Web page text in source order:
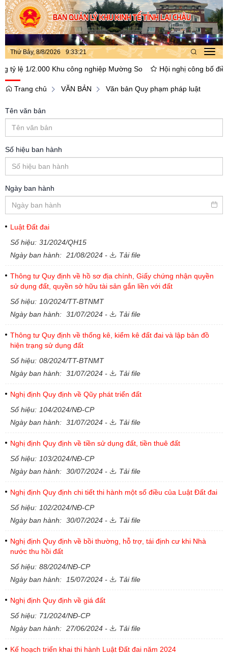
Thứ Bảy, 8/8/2026 9:33:22
1/2.000 Khu công nghiệp Mường So Hội nghị công bố điều
Trang chủ VĂN BẢN Văn bản Quy phạm pháp luật
Tên văn bản
Số hiệu ban hành
Ngày ban hành
Luật Đất đai
Số hiệu: 31/2024/QH15
Ngày ban hành: 21/08/2024 - Tải file
Thông tư Quy định về hồ sơ địa chính, Giấy chứng nhận quyền
sử dụng đất, quyền sở hữu tài sản gắn liền với đất
Số hiệu: 10/2024/TT-BTNMT
Ngày ban hành: 31/07/2024 - Tải file
Thông tư Quy định về thống kê, kiểm kê đất đai và lập bản đồ
hiện trạng sử dụng đất
Số hiệu: 08/2024/TT-BTNMT
Ngày ban hành: 31/07/2024 - Tải file
Nghị định Quy định về Qũy phát triển đất
Số hiệu: 104/2024/NĐ-CP
Ngày ban hành: 31/07/2024 - Tải file
Nghị định Quy định về tiền sử dụng đất, tiền thuê đất
Số hiệu: 103/2024/NĐ-CP
Ngày ban hành: 30/07/2024 - Tải file
Nghị định Quy định chi tiết thi hành một số điều của Luật Đất đai
Số hiệu: 102/2024/NĐ-CP
Ngày ban hành: 30/07/2024 - Tải file
Nghị định Quy định về bồi thường, hỗ trợ, tái định cư khi Nhà
nước thu hồi đất
Số hiệu: 88/2024/NĐ-CP
Ngày ban hành:
15/07/2024 - Tải file
Nghị định Quy định về giá đất
Số hiệu: 71/2024/NĐ-CP
Ngày ban hành: 27/06/2024 - Tải file
Kế hoạch triển khai thi hành Luật Đất đai năm 2024